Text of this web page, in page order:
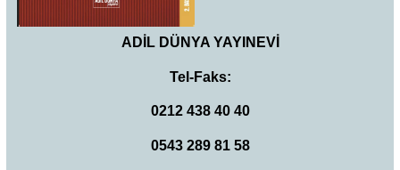
ADİL DÜNYA YAYINEVİ
Tel-Faks:
0212 438 40 40
0543 289 81 58